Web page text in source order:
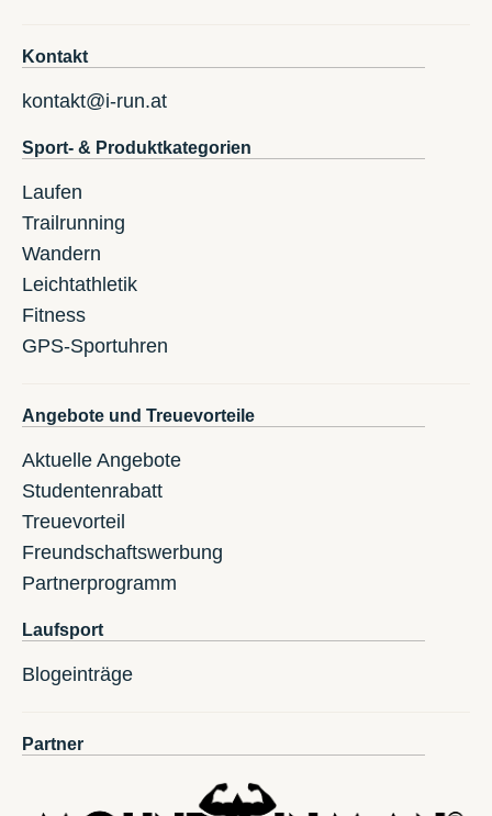
Kontakt
kontakt@i-run.at
Sport- & Produktkategorien
Laufen
Trailrunning
Wandern
Leichtathletik
Fitness
GPS-Sportuhren
Angebote und Treuevorteile
Aktuelle Angebote
Studentenrabatt
Treuevorteil
Freundschaftswerbung
Partnerprogramm
Laufsport
Blogeinträge
Partner